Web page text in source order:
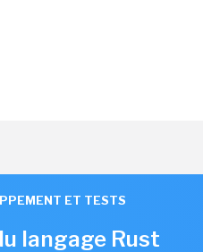
ET TESTS
langage Rust